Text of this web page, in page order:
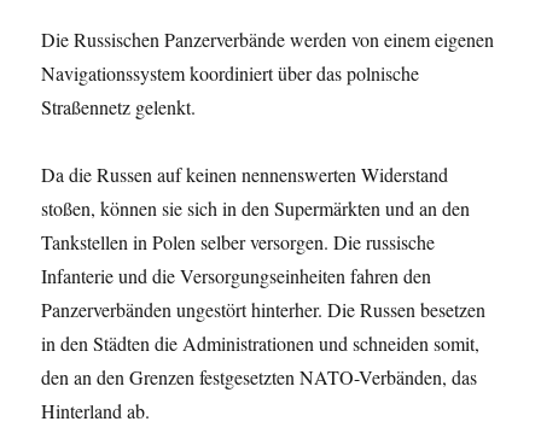
Die Russischen Panzerverbände werden von einem eigenen
Navigationssystem koordiniert über das polnische
Straßennetz gelenkt.
Da die Russen auf keinen nennenswerten Widerstand
stoßen, können sie sich in den Super­märkten und an den
Tankstellen in Polen selber versorgen. Die russische
Infanterie und die Versorgungs­einheiten fahren den
Panzerverbänden ungestört hinterher. Die Russen besetzen
in den Städten die Administrationen und schneiden somit,
den an den Grenzen festgesetzten NATO-Verbänden, das
Hinterland ab.